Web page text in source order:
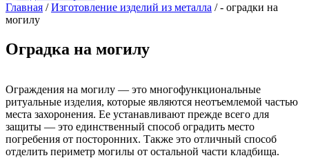
Главная /Изготовление изделий из металла /- оградки на
могилу
Оградка на могилу
Ограждения на могилу — это многофункциональные
ритуальные изделия, которые являются неотъемлемой частью
места захоронения. Ее устанавливают прежде всего для
защиты — это единственный способ оградить место
погребения от посторонних. Также это отличный способ
отделить периметр могилы от остальной части кладбища.